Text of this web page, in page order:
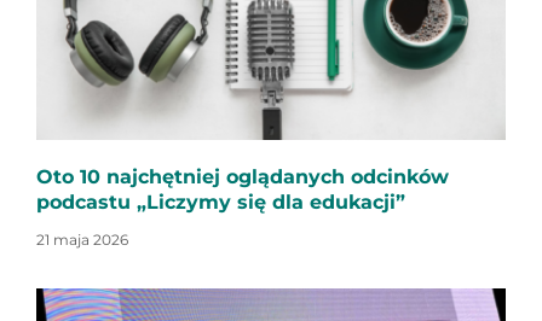
Oto 10 najchętniej oglądanych odcinków
podcastu „Liczymy się dla edukacji”
21 maja 2026